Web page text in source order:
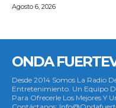
Agosto 6, 2026
ONDA
Desde 2014 Somos La Radio
Entretenimiento. Un Equipo
Para Ofrecerle Los Mejores Y